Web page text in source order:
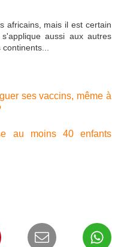
africains, mais il est certain
aussi aux autres
ses vaccins, même à
au moins 40 enfants